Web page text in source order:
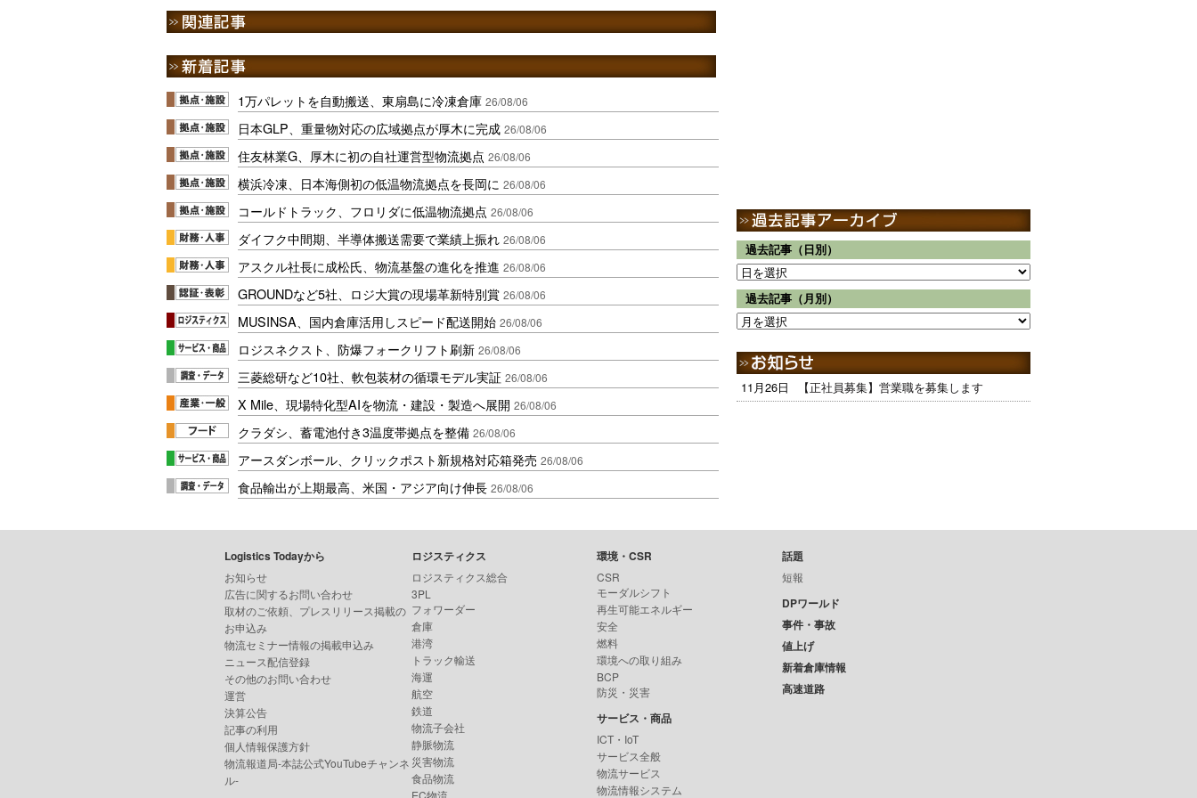
1万パレットを自動搬送、東扇島に冷凍倉庫 26/08/06
日本GLP、重量物対応の広域拠点が厚木に完成 26/08/06
住友林業G、厚木に初の自社運営型物流拠点 26/08/06
横浜冷凍、日本海側初の低温物流拠点を長岡に 26/08/06
コールドトラック、フロリダに低温物流拠点 26/08/06
ダイフク中間期、半導体搬送需要で業績上振れ 26/08/06
アスクル社長に成松氏、物流基盤の進化を推進 26/08/06
GROUNDなど5社、ロジ大賞の現場革新特別賞 26/08/06
MUSINSA、国内倉庫活用しスピード配送開始 26/08/06
ロジスネクスト、防爆フォークリフト刷新 26/08/06
三菱総研など10社、軟包装材の循環モデル実証 26/08/06
X Mile、現場特化型AIを物流・建設・製造へ展開 26/08/06
クラダシ、蓄電池付き3温度帯拠点を整備 26/08/06
アースダンボール、クリックポスト新規格対応箱発売 26/08/06
食品輸出が上期最高、米国・アジア向け伸長 26/08/06
過去記事（日別）
過去記事（月別）
11月26日 【正社員募集】営業職を募集します
Logistics Todayから
お知らせ
広告に関するお問い合わせ
取材のご依頼、プレスリリース掲載の
お申込み
物流セミナー情報の掲載申込み
ニュース配信登録
その他のお問い合わせ
運営
決算公告
記事の利用
個人情報保護方針
物流報道局-本誌公式YouTubeチャンネ
ル-
ロジスティクス
ロジスティクス総合
3PL
フォワーダー
倉庫
港湾
トラック輸送
海運
航空
鉄道
物流子会社
静脈物流
災害物流
食品物流
EC物流
環境・CSR
CSR
モーダルシフト
再生可能エネルギー
安全
燃料
環境への取り組み
BCP
防災・災害
サービス・商品
ICT・IoT
サービス全般
物流サービス
物流情報システム
話題
短報
DPワールド
事件・事故
値上げ
新着倉庫情報
高速道路